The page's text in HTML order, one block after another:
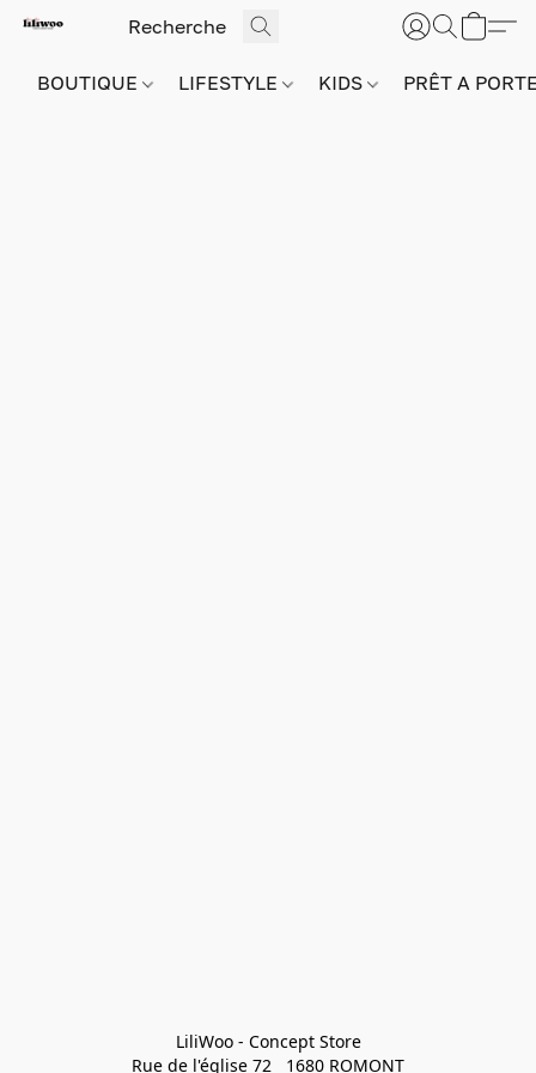
BOUTIQUE LIFESTYLE KIDS PRÊT A
LiliWoo - Concept Store
Rue de l'église 72   1680 ROMONT